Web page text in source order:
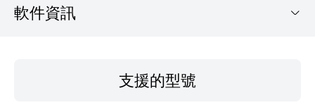
軟件資訊
支援的型號